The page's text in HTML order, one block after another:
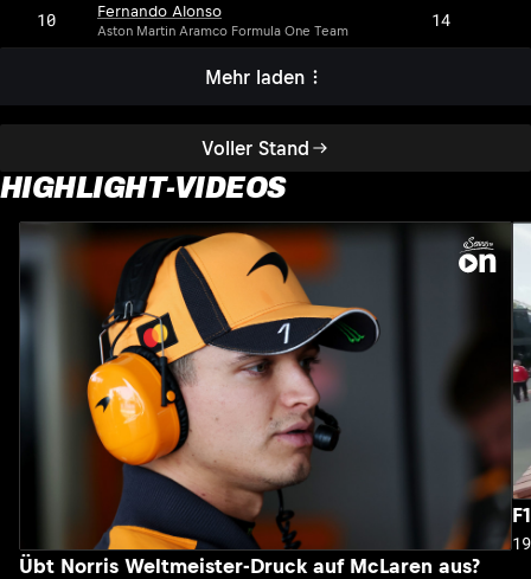
Voller Stand
10 Fernando Alonso
Aston Martin Aramco Formula One Team 14
Mehr laden
HIGHLIGHT-VIDEOS
Übt Norris Weltmeister-Druck auf McLaren aus?